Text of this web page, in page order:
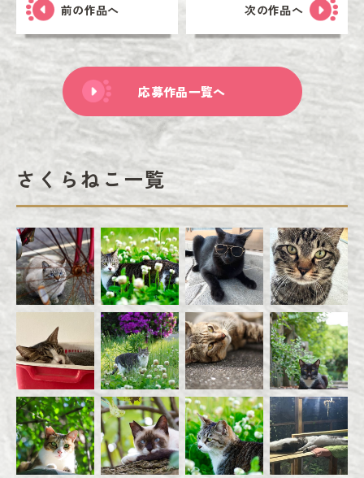
前の作品へ 次の作品へ
応募作品一覧へ
さくらねこ一覧